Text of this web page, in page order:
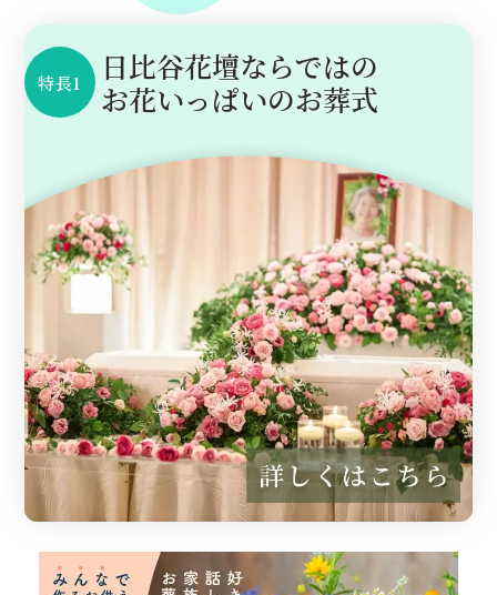
特長1
日比谷花壇ならではの
お花いっぱいのお葬式